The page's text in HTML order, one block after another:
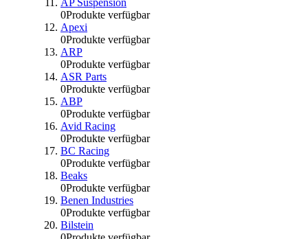
AP Suspension
0Produkte verfügbar
Apexi
0Produkte verfügbar
ARP
0Produkte verfügbar
ASR Parts
0Produkte verfügbar
ABP
0Produkte verfügbar
Avid Racing
0Produkte verfügbar
BC Racing
0Produkte verfügbar
Beaks
0Produkte verfügbar
Benen Industries
0Produkte verfügbar
Bilstein